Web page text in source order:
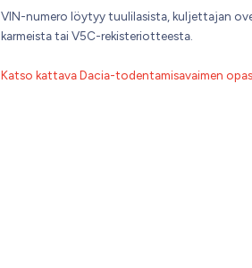
VIN-numero löytyy tuulilasista, kuljettajan
karmeista tai V5C-rekisteriotteesta.
Katso kattava Dacia-todentamisavaimen